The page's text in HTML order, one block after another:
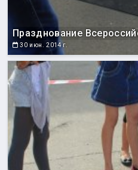
30 июн. 2014 г.